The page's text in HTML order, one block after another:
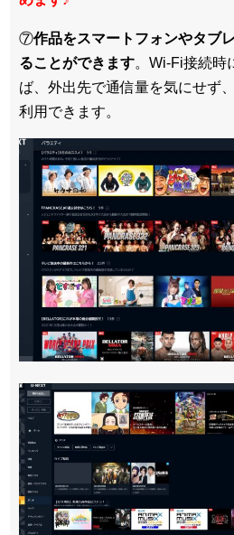
⑦作品をスマートフォンやタブ
ることができます。Wi-Fi接続時
ば、外出先で通信量を気にせず
利用できます。